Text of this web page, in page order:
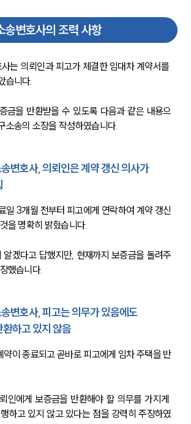
송변호사의 조력 사항
는 의뢰인과 피고가 체결한 임대차 계약서를
습니다.
금을 반환받을 수 있도록 다음과 같은 내용으
소송의 소장을 작성하였습니다.
변호사, 의뢰인은 계약 갱신 의사가
일 3개월 전부터 피고에게 연락하여 계약 갱신
을 명확히 밝혔습니다.
겠다고 답했지만, 현재까지 보증금을 돌려주
했습니다.
변호사, 피고는 의무가 있음에도
하고 있지 않음
약이 종료되고 곧바로 피고에게 임차 주택을 반
인에게 보증금을 반환해야 할 의무를 가지게
하고 있지 않고 있다는 점을 강력히 주장하였